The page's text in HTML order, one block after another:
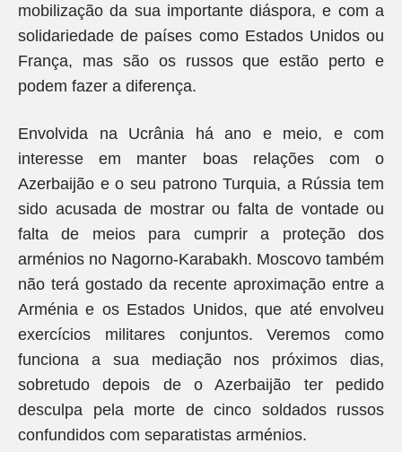
mobilização da sua importante diáspora, e com a
solidariedade de países como Estados Unidos ou
França, mas são os russos que estão perto e
podem fazer a diferença.
Envolvida na Ucrânia há ano e meio, e com
interesse em manter boas relações com o
Azerbaijão e o seu patrono Turquia, a Rússia tem
sido acusada de mostrar ou falta de vontade ou
falta de meios para cumprir a proteção dos
arménios no Nagorno-Karabakh. Moscovo também
não terá gostado da recente aproximação entre a
Arménia e os Estados Unidos, que até envolveu
exercícios militares conjuntos. Veremos como
funciona a sua mediação nos próximos dias,
sobretudo depois de o Azerbaijão ter pedido
desculpa pela morte de cinco soldados russos
confundidos com separatistas arménios.